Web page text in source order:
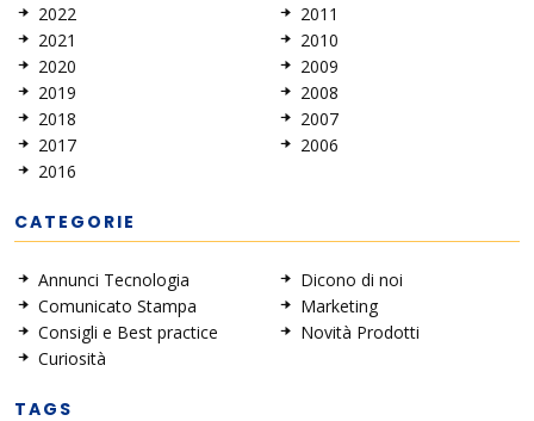
2022
2021
2020
2019
2018
2017
2016
2011
2010
2009
2008
2007
2006
CATEGORIE
Annunci Tecnologia
Comunicato Stampa
Consigli e Best practice
Curiosità
Dicono di noi
Marketing
Novità Prodotti
TAGS